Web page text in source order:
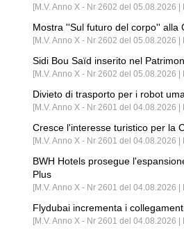
[M.V. Anno X - Nr 2602 del 05.08.2026 |
Mostra ''Sul futuro del corpo'' alla
[M.V. Anno X - Nr 2602 del 05.08.2026
Sidi Bou Saïd inserito nel
[M.V. Anno X - Nr 2602 del 05.08.2026
Divieto di trasporto per i robot
[M.V. Anno X - Nr 2601 del 04.08.2026
Cresce l'interesse turistico per la
[M.V. Anno X - Nr 2601 del 04.08.2026 |
BWH Hotels prosegue
Plus
[M.V. Anno X - Nr 2601 del 04.08.2026 |
Flydubai incrementa i
[M.V. Anno X - Nr 2601 del 04.08.2026 |